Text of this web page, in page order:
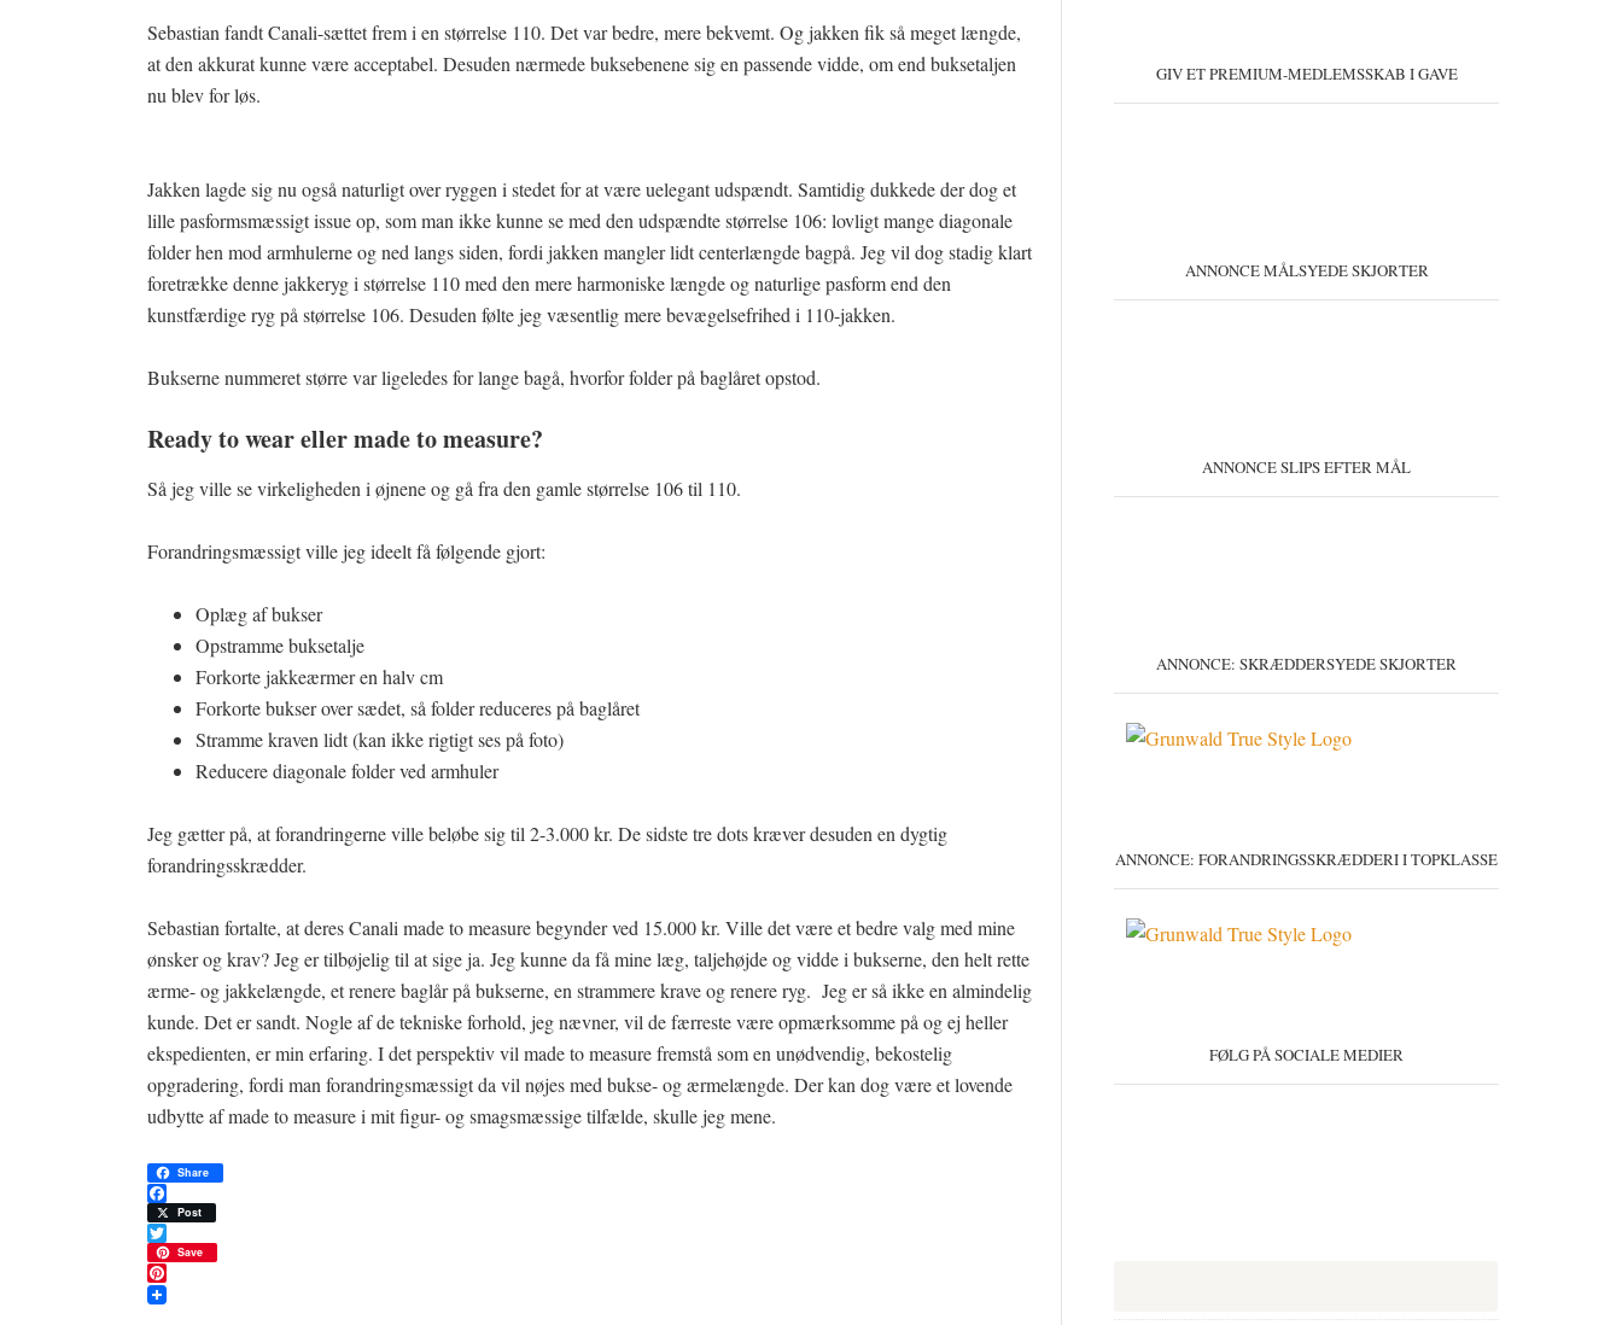
Sebastian fandt Canali-sættet frem i en størrelse 110. Det var bedre, mere bekvemt. Og jakken fik så meget længde,
at den akkurat kunne være acceptabel. Desuden nærmede buksebenene sig en passende vidde, om end buksetaljen
nu blev for løs.
Jakken lagde sig nu også naturligt over ryggen i stedet for at være uelegant udspændt. Samtidig dukkede der dog et
lille pasformsmæssigt issue op, som man ikke kunne se med den udspændte størrelse 106: lovligt mange diagonale
folder hen mod armhulerne og ned langs siden, fordi jakken mangler lidt centerlængde bagpå. Jeg vil dog stadig klart
foretrække denne jakkeryg i størrelse 110 med den mere harmoniske længde og naturlige pasform end den
kunstfærdige ryg på størrelse 106. Desuden følte jeg væsentlig mere bevægelsefrihed i 110-jakken.
Bukserne nummeret større var ligeledes for lange bagå, hvorfor folder på baglåret opstod.
Ready to wear eller made to measure?
Så jeg ville se virkeligheden i øjnene og gå fra den gamle størrelse 106 til 110.
Forandringsmæssigt ville jeg ideelt få følgende gjort:
Oplæg af bukser
Opstramme buksetalje
Forkorte jakkeærmer en halv cm
Forkorte bukser over sædet, så folder reduceres på baglåret
Stramme kraven lidt (kan ikke rigtigt ses på foto)
Reducere diagonale folder ved armhuler
Jeg gætter på, at forandringerne ville beløbe sig til 2-3.000 kr. De sidste tre dots kræver desuden en dygtig
forandringsskrædder.
Sebastian fortalte, at deres Canali made to measure begynder ved 15.000 kr. Ville det være et bedre valg med mine
ønsker og krav? Jeg er tilbøjelig til at sige ja. Jeg kunne da få mine læg, taljehøjde og vidde i bukserne, den helt rette
ærme- og jakkelængde, et renere baglår på bukserne, en strammere krave og renere ryg. Jeg er så ikke en almindelig
kunde. Det er sandt. Nogle af de tekniske forhold, jeg nævner, vil de færreste være opmærksomme på og ej heller
ekspedienten, er min erfaring. I det perspektiv vil made to measure fremstå som en unødvendig, bekostelig
opgradering, fordi man forandringsmæssigt da vil nøjes med bukse- og ærmelængde. Der kan dog være et lovende
udbytte af made to measure i mit figur- og smagsmæssige tilfælde, skulle jeg mene.
Share
Facebook
Post
Twitter
Save
Pinterest
GIV ET PREMIUM-MEDLEMSSKAB I GAVE
ANNONCE MÅLSYEDE SKJORTER
ANNONCE SLIPS EFTER MÅL
ANNONCE: SKRÆDDERSYEDE SKJORTER
ANNONCE: FORANDRINGSSKRÆDDERI I TOPKLASSE
FØLG PÅ SOCIALE MEDIER